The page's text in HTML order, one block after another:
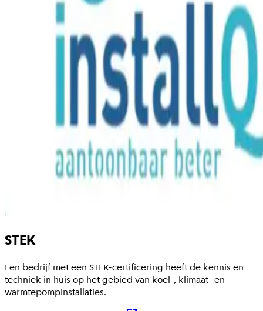
STEK
Een bedrijf met een STEK-certificering heeft de kennis en
techniek in huis op het gebied van koel-, klimaat- en
warmtepompinstallaties.